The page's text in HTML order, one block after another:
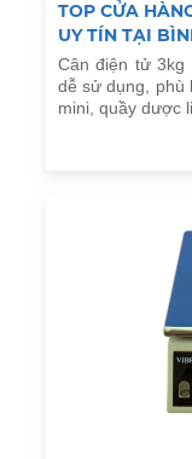
TOP CỬA
UY TÍN TẠI
Cân điện tử 3kg
dễ sử dụng, phù
mini, quầy dược